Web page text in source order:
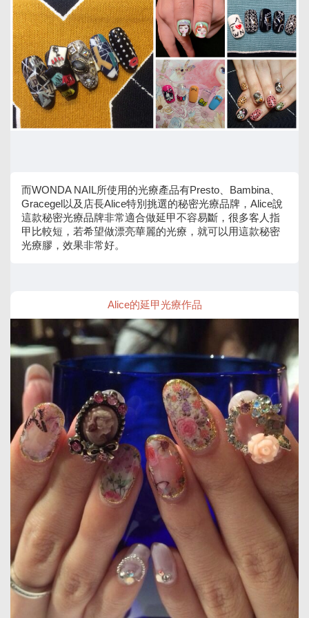
而WONDA NAIL所使用的光療產品有Presto、Bambina、
Gracegel以及店長Alice特別挑選的秘密光療品牌，Alice說
這款秘密光療品牌非常適合做延甲不容易斷，很多客人指
甲比較短，若希望做漂亮華麗的光療，就可以用這款秘密
光療膠，效果非常好。
Alice的延甲光療作品